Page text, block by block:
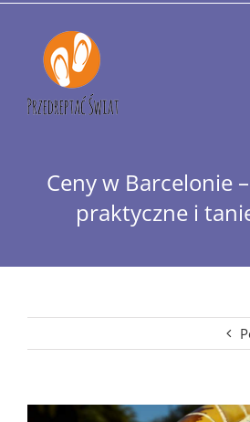
Przejdź
zawartości
Ceny w Barcelonie
praktyczne i
Pokaż